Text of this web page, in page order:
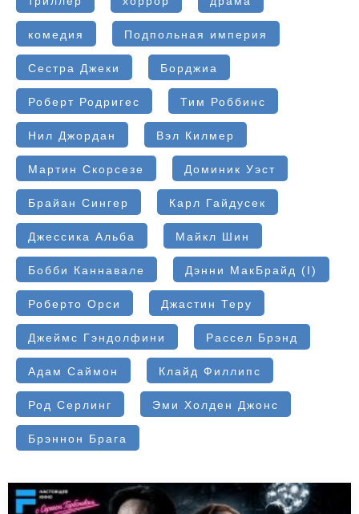
комедия Подпольная империя
Сестра Джеки Борджиа
Роберт Родригес Тим Роббинс
Нил Джордан Вэл Килмер
Мартин Скорсезе Доминик Уэст
Брайан Сингер Карл Гайдусек
Джессика Альба Майкл Шин
Бобби Каннавале Дэнни МакБрайд (I)
Роберто Орси Джастин Теру
Джеймс Гэндолфини Рассел Брэнд
Адам Саймон Клайд Филлипс
Род Серлинг Эми Холден Джонс
Брэннон Брага